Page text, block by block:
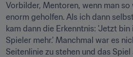
Vorbilder, Mentoren, wenn man so
enorm geholfen. Als ich dann
kam dann die Erkenntnis: 'Jetzt
Spieler mehr.' Manchmal war es
Seitenlinie zu stehen und das